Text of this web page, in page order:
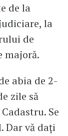
de la
la
de
majoră.
abia de 2-
zile să
Se
Dar vă dați